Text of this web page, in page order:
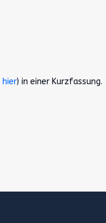
hier) in einer Kurzfassung.